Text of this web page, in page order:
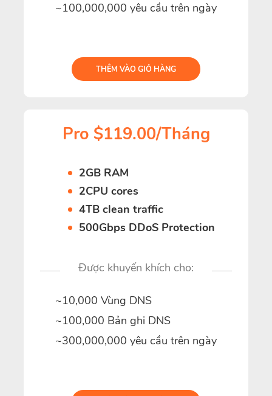
~100,000,000 yêu cầu trên ngày
THÊM VÀO GIỎ HÀNG
Pro $119.00/Tháng
2GB RAM
2CPU cores
4TB clean traffic
500Gbps DDoS Protection
Được khuyến khích cho:
~10,000 Vùng DNS
~100,000 Bản ghi DNS
~300,000,000 yêu cầu trên ngày